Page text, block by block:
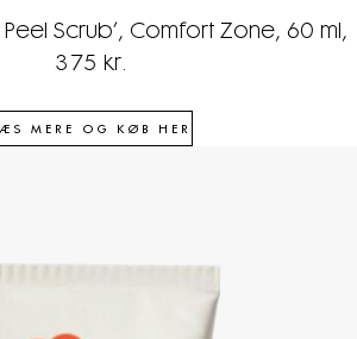
Scrub’, Comfort Zone, 60 ml,
375 kr.
MERE OG KØB HER